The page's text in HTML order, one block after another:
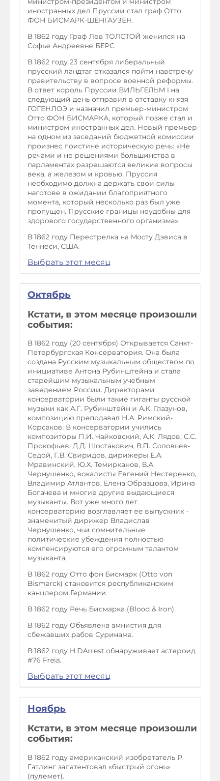
иностранных дел Пруссии стал граф Отто
ФОН БИСМАРК-ШЁНГАУЗЕН.
В 1862 году Граф Лев ТОЛСТОЙ женился на
Софье Андреевне БЕРС
В 1862 году 23 сентября либеральный
прусский ландтаг отказался пойти навстречу
правительству в вопросе военной реформы.
В ответ король Пруссии ВИЛЬГЕЛЬМ I на
следующий день отправил в отставку князя
ГОГЕНЛОЭ и назначил премьер-министром
Отто ФОН БИСМАРКА, который позже стал и
министром иностранных дел. Новый премьер
на одном из заседаний бюджетной комиссии
произнес поистине историческую речь: «Не
речами и не решениями большинства в
парламентах разрешаются великие вопросы
века, а железом и кровью. Пруссия
необходимо должна держать свои силы
наготове в ожидании благоприятного
момента, который несколько раз был уже
пропущен. Прусские границы неудобны для
здорового государственного организма».
В 1862 году Перестрелка на Мосту Дэвиса в
Теннеси, США.
Выбрать этот месяц
Октябрь
Кстати, в этом месяце произошли
события:
В 1862 году (20 сентября) Открывается Санкт-
Петербургская Консерватория. Она была
создана Русским музыкальным обществом по
инициативе Антона Рубинштейна и стала
старейшим музыкальным учебным
заведением России. Директорами
консерватории были такие гиганты русской
музыки как А.Г. Рубинштейн и А.К. Глазунов,
композицию преподавал Н.А. Римский-
Корсаков. В консерватории учились
композиторы П.И. Чайковский, А.К. Лядов, С.С.
Прокофьев, Д.Д. Шостакович, В.П. Соловьев-
Седой, Г.В. Свиридов, дирижеры Е.А.
Мравинский, Ю.Х. Темирканов, В.А.
Чернушенко, вокалисты Евгений Нестеренко,
Владимир Атлантов, Елена Образцова, Ирина
Богачева и многие другие выдающиеся
музыканты. Вот уже много лет
консерваторию возглавляет ее выпускник -
знаменитый дирижер Владислав
Чернушенко, чьи сомнительные
политические убеждения полностью
компенсируются его огромным талантом
музыканта.
В 1862 году Отто фон Бисмарк (Otto von
Bismarck) становится республиканским
канцлером Германии.
В 1862 году Речь Бисмарка (Blood & Iron).
В 1862 году Объявлена амнистия для
сбежавших рабов Суринама.
В 1862 году H DArrest обнаруживает астероид
#76 Freia.
Выбрать этот месяц
Ноябрь
Кстати, в этом месяце произошли
события:
В 1862 году американский изобретатель Р.
Гатлинг запатентовал «быстрый огонь»
(пулемет).